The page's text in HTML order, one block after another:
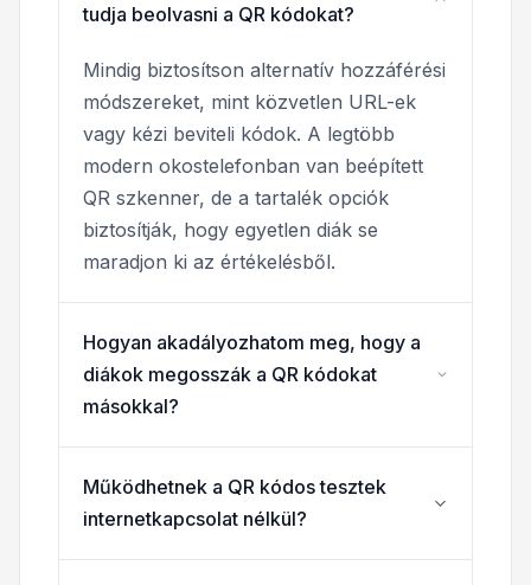
tudja beolvasni a QR kódokat?
Mindig biztosítson alternatív hozzáférési
módszereket, mint közvetlen URL-ek
vagy kézi beviteli kódok. A legtöbb
modern okostelefonban van beépített
QR szkenner, de a tartalék opciók
biztosítják, hogy egyetlen diák se
maradjon ki az értékelésből.
Hogyan akadályozhatom meg, hogy a
diákok megosszák a QR kódokat
másokkal?
Működhetnek a QR kódos tesztek
internetkapcsolat nélkül?